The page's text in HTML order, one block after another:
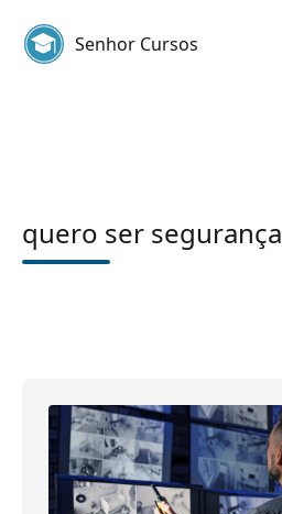
Senhor Cursos
quero ser segurança